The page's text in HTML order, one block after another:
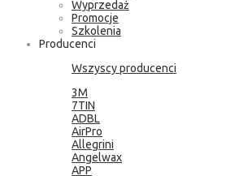
Wyprzedaż
Promocje
Szkolenia
Producenci
Wszyscy producenci
3M
7TIN
ADBL
AirPro
Allegrini
Angelwax
APP